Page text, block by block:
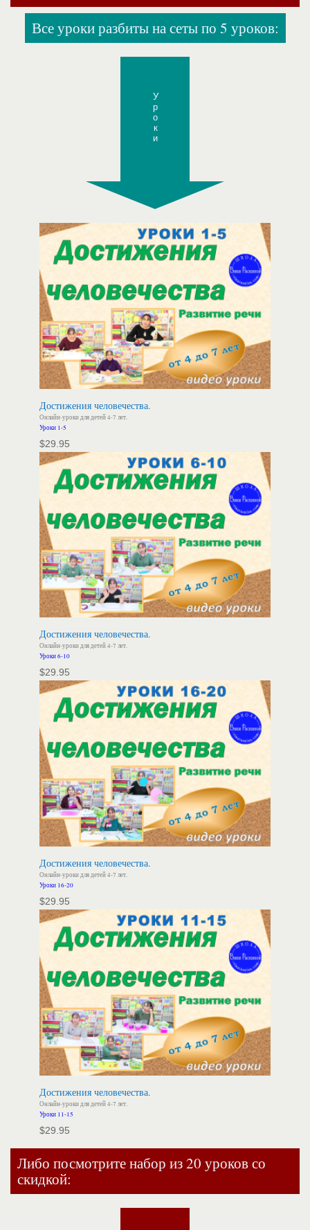
Все уроки разбиты на сеты по 5 уроков:
Уроки
Достижения человечества.
Онлайн-уроки для детей 4-7 лет.
Уроки 1-5
$29.95
Достижения человечества.
Онлайн-уроки для детей 4-7 лет.
Уроки 6-10
$29.95
Достижения человечества.
Онлайн-уроки для детей 4-7 лет.
Уроки 16-20
$29.95
Достижения человечества.
Онлайн-уроки для детей 4-7 лет.
Уроки 11-15
$29.95
Либо посмотрите набор из 20 уроков со
скидкой: